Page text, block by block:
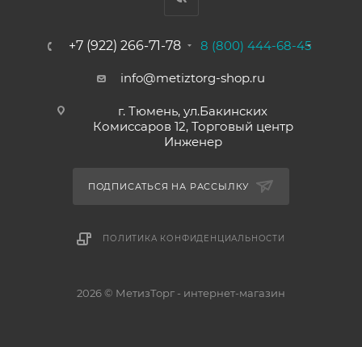
+7 (922) 266-71-78 8 (800) 444-68-45
info@metiztorg-shop.ru
г. Тюмень, ул.Бакинских
Комиссаров 12, Торговый центр
Инженер
ПОДПИСАТЬСЯ НА РАССЫЛКУ
ПОЛИТИКА КОНФИДЕНЦИАЛЬНОСТИ
2026 © МетизТорг - интернет-магазин